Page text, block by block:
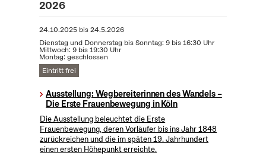
2026
24.10.2025bis24.5.2026
Dienstag und Donnerstag bis Sonntag: 9 bis 16:30 Uhr
Mittwoch: 9 bis 19:30 Uhr
Montag: geschlossen
Eintritt frei
Ausstellung: Wegbereiterinnen des Wandels –
Die Erste Frauenbewegung in Köln
Die Ausstellung beleuchtet die Erste
Frauenbewegung, deren Vorläufer bis ins Jahr 1848
zurückreichen und die im späten 19. Jahrhundert
einen ersten Höhepunkt erreichte.